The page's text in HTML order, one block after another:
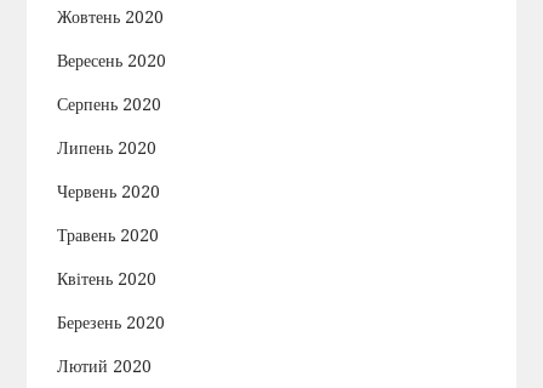
Жовтень 2020
Вересень 2020
Серпень 2020
Липень 2020
Червень 2020
Травень 2020
Квітень 2020
Березень 2020
Лютий 2020